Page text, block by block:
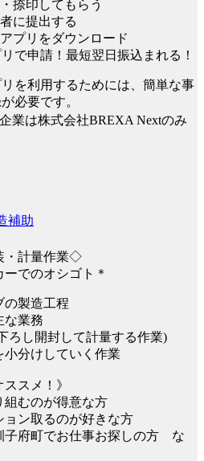
捺印してもらう
に提出する
プリをダウンロード
で申請！最短翌日振込まれる！
を利用するためには、簡単な事
必要です。
業は株式会社BREXA Nextのみ
補助
・計量作業◇
ーでのオシゴト＊
の製造工程
な業務
ろし開封して計量する作業)
小分けしていく作業
スメ！》
組むのが得意な方
ョン取るのが好きな方
子府町でお仕事お探しの方 な